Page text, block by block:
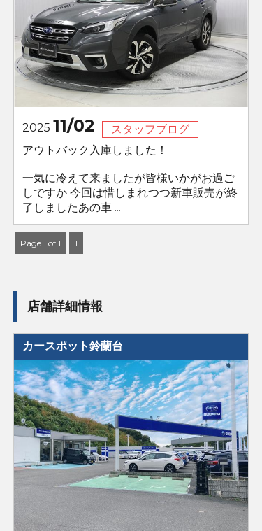
2025 11/02
スタッフブログ
アウトバック入庫しました！
一気に冷えて来ましたが皆様いかがお過ご
しですか 今回は惜しまれつつ新車販売が終
了しましたあの車 ...
Page 1 of 1 1
店舗詳細情報
カースポット鈴蘭台